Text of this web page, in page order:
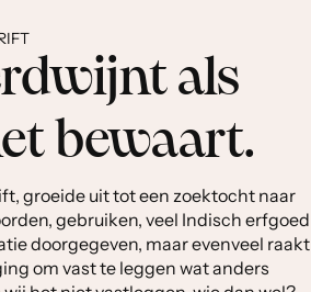
als
bewaart.
groeide uit tot een zoektocht naar
gebruiken, veel Indisch erfgoed
doorgegeven, maar evenveel raakt
om vast te leggen wat anders